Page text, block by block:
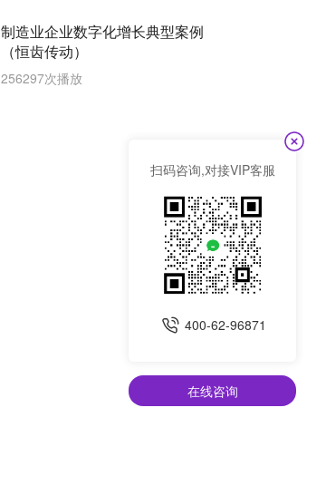
制造业企业数字化增长典型案例
（恒齿传动）
256297次播放
扫码咨询,对接VIP客服
400-62-96871
在线咨询